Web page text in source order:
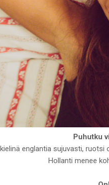
Puhutku
englantia sujuvasti,
Hollanti menee